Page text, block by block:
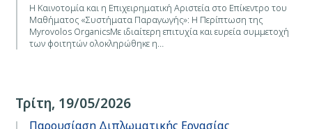
Η Καινοτομία και η Επιχειρηματική Αριστεία στο Επίκεντρο του
Μαθήματος «Συστήματα Παραγωγής»: Η Περίπτωση της
Myrovolos OrganicsΜε ιδιαίτερη επιτυχία και ευρεία συμμετοχή
των φοιτητών ολοκληρώθηκε η…
Τρίτη, 19/05/2026
Παρουσίαση Διπλωματικής Εργασίας